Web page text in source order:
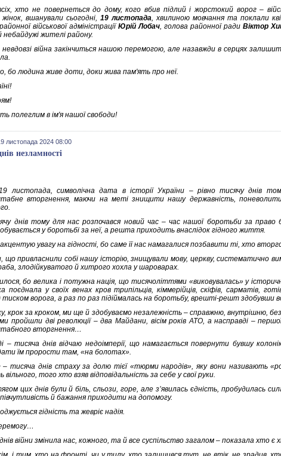
хто не повернеться до дому, кого вбив підлий і жорстокий ворог –
жінок, вшанували сьогодні, 19 листопада, хвилиною мовчання та поклали
військової адміністрації Юрій Лобач, голова районної ради Віктор
небайдужі жителі району.
війна закінчиться нашою перемогою, але назавжди в серцях
бо людина живе доти, доки жива пам'ять про неї.
полеглим в ім'я нашої свободи!
листопада 2024 08:00
незламності
листопада, символічна дата в історії України – рівно тисячу днів
вторгнення, маючи на меті знищити нашу державність,
днів тому для нас розпочався новий час – час нашої боротьби за право
у боротьбі за неї, а решта приходить внаслідок гідного життя.
увагу на гідності, бо саме її нас намагалися позбавити ті, хто
що привласнили собі нашу історію, знищували мову, церкву, систематично
злодійкуватого й хитрого хохла у шароварах.
бо велика і потужна нація, що тисячоліттями «виковувалась» у
поєднала у своїх венах кров трипільців, кіммерійців, скіфів, сарматів,
тиском ворога, а раз по раз підіймалась на боротьбу, врешті-решт здобувши
крок за кроком, ми ще й здобуваємо незалежність – справжню, внутрішню,
пройшли дві революції – два Майдани, вісім років АТО, а насправді –
вторгнення…
– тисяча днів відчаю недоімперії, що намагається повернути бувшу
їм прорости там, «на болотах».
тисяча днів страху за долю тієї «тюрми народів», яку вони називають
того хто взяв відповідальність за себе у свої руки.
цих днів були й біль, сльози, горе, але з’явилась єдність, пробудилась
й бажання приходити на допомогу.
гідність та жевріє надія.
війни змінила нас, кожного, та й все суспільство загалом – показала хто є